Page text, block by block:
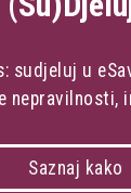
sudjeluj u
nepravilnosti,
Saznaj kako